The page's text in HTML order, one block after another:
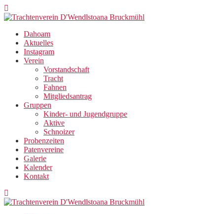
Zum
Inhalt
Dahoam
Aktuelles
Instagram
Verein
Vorstandschaft
Tracht
Fahnen
Mitgliedsantrag
Gruppen
Kinder- und Jugendgruppe
Aktive
Schnoizer
Probenzeiten
Patenvereine
Galerie
Kalender
Kontakt